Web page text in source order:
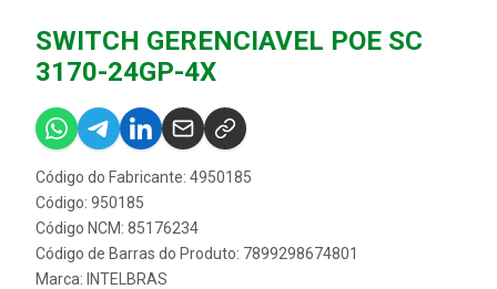
SWITCH GERENCIAVEL POE SC
3170-24GP-4X
Código do Fabricante: 4950185
Código: 950185
Código NCM: 85176234
Código de Barras do Produto: 7899298674801
Marca: INTELBRAS